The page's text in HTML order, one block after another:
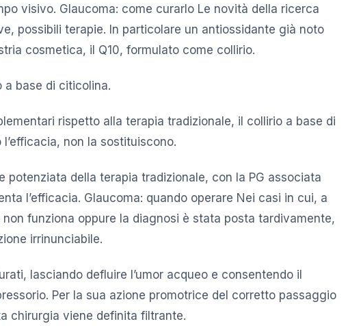
visivo. Glaucoma: come curarlo Le novità della ricerca
possibili terapie. In particolare un antiossidante già noto
cosmetica, il Q10, formulato come collirio.
a base di citicolina.
rispetto alla terapia tradizionale, il collirio a base di
non la sostituiscono.
potenziata della terapia tradizionale, con la PG associata
l’efficacia. Glaucoma: quando operare Nei casi in cui, a
funziona oppure la diagnosi è stata posta tardivamente,
irrinunciabile.
lasciando defluire l’umor acqueo e consentendo il
Per la sua azione promotrice del corretto passaggio
chirurgia viene definita filtrante.